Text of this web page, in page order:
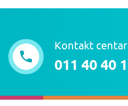
Kontakt centar
011 40 40